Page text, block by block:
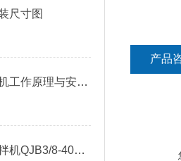
尺寸图
酸化池双曲面搅拌机工作原理与安装要点
水解酸化池混合搅拌机QJB3/8-400/3-740/S
产品